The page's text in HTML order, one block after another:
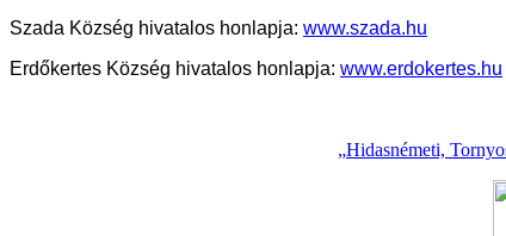
Szada Község hivatalos honlapja: www.szada.hu
Erdőkertes Község hivatalos honlapja: www.erdokertes.hu
„Hidasnémeti,